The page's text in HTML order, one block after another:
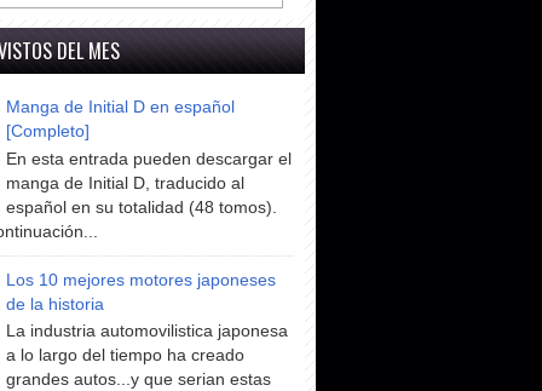
DEL MES
Manga de Initial D en español
[Completo]
En esta entrada pueden descargar el
manga de Initial D, traducido al
español en su totalidad (48 tomos).
Los 10 mejores motores japoneses
de la historia
La industria automovilistica japonesa
a lo largo del tiempo ha creado
grandes autos...y que serian estas